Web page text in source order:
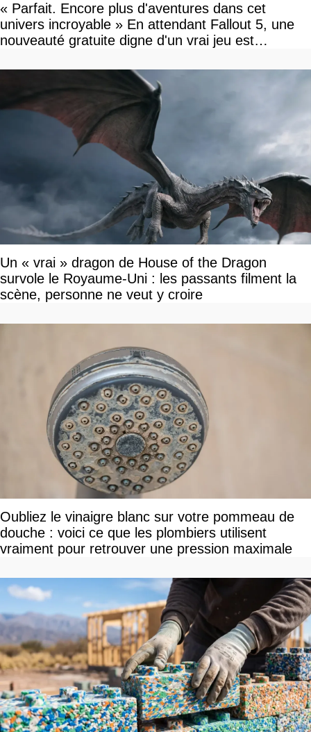
« Parfait. Encore plus d'aventures dans cet
univers incroyable » En attendant Fallout 5, une
nouveauté gratuite digne d'un vrai jeu est
Un « vrai » dragon de House of the Dragon
survole le Royaume-Uni : les passants filment la
scène, personne ne veut y croire
Oubliez le vinaigre blanc sur votre pommeau de
douche : voici ce que les plombiers utilisent
vraiment pour retrouver une pression maximale